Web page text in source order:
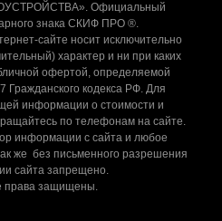
Официальный
знака СКИФ ПРО ®.
сайте носит исключительно
характер и ни при каких
офертой, определяемой
Гражданского кодекса РФ. Для
информации о стоимости и
по телефонам на сайте.
информации с сайта и любое
же без письменного разрешения
сайта запрещено.
права защищены.